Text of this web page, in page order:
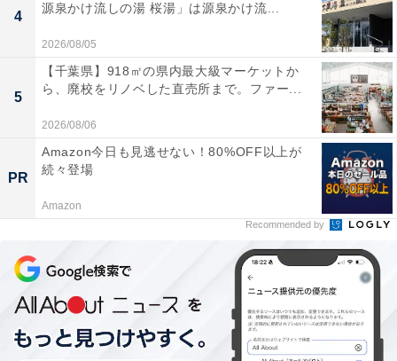
4
源泉かけ流しの湯 桜湯」は源泉かけ流...
2026/08/05
5
【千葉県】918㎡の県内最大級マーケットか
ら、廃校をリノベした直売所まで。ファー...
2026/08/06
PR
Amazon今日も見逃せない！80%OFF以上が
続々登場
Amazon
Recommended by